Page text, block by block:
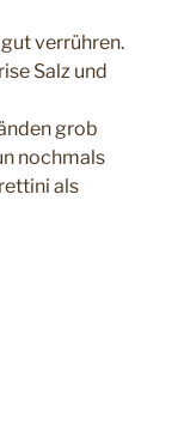
verrühren.
Salz und
grob
nochmals
als